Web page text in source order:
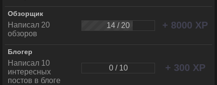
Обзорщик
Написал 20
обзоров
14 / 20 + 8000 XP
Блогер
Написал 10
интересных
постов в блоге
0 / 10 + 300 XP